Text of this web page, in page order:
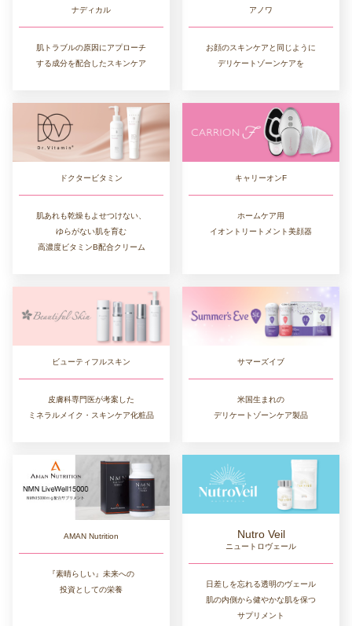
ナディカル
肌トラブルの原因にアプローチ
する成分を配合したスキンケア
アノワ
お顔のスキンケアと同じように
デリケートゾーンケアを
ドクタービタミン
肌あれも乾燥もよせつけない、
ゆらがない肌を育む
高濃度ビタミンB配合クリーム
キャリーオンF
ホームケア用
イオントリートメント美顔器
ビューティフルスキン
皮膚科専門医が考案した
ミネラルメイク・スキンケア化粧品
サマーズイブ
米国生まれの
デリケートゾーンケア製品
AMAN Nutrition
『素晴らしい』未来への
投資としての栄養
Nutro Veil
ニュートロヴェール
日差しを忘れる透明のヴェール
肌の内側から健やかな肌を保つ
サプリメント